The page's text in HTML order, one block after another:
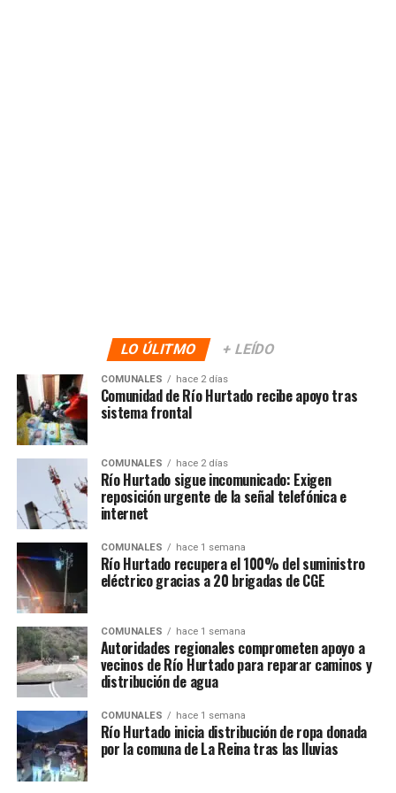
LO ÚLITMO + LEÍDO
COMUNALES hace 2 días
Comunidad de Río Hurtado recibe apoyo tras
sistema frontal
COMUNALES hace 2 días
Río Hurtado sigue incomunicado: Exigen
reposición urgente de la señal telefónica e
internet
COMUNALES hace 1 semana
Río Hurtado recupera el 100% del suministro
eléctrico gracias a 20 brigadas de CGE
COMUNALES hace 1 semana
Autoridades regionales comprometen apoyo a
vecinos de Río Hurtado para reparar caminos y
distribución de agua
COMUNALES hace 1 semana
Río Hurtado inicia distribución de ropa donada
por la comuna de La Reina tras las lluvias